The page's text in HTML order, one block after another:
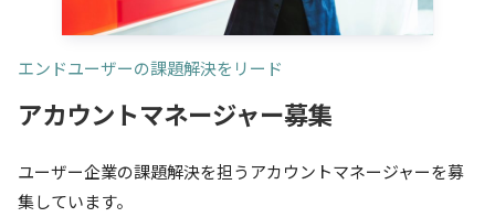
エンドユーザーの課題解決をリード
アカウントマネージャー募集
ユーザー企業の課題解決を担うアカウントマネージャーを募
集しています。